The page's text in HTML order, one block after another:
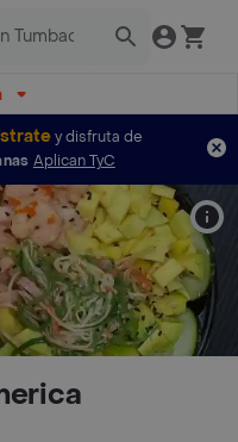
y disfruta de
Aplican TyC